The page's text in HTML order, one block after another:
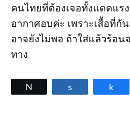
คนไทยที่ต้องเจอทั้งแดดแร
อากาศอบค่ะ เพราะเสื้อที่กั
อาจยังไม่พอ ถ้าใส่แล้วร้อน
ทาง